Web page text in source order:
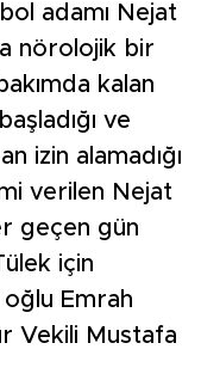
adamı Nejat
nörolojik bir
kalan
ve
izin alamadığı
verilen Nejat
geçen gün
için
oğlu Emrah
Vekili Mustafa